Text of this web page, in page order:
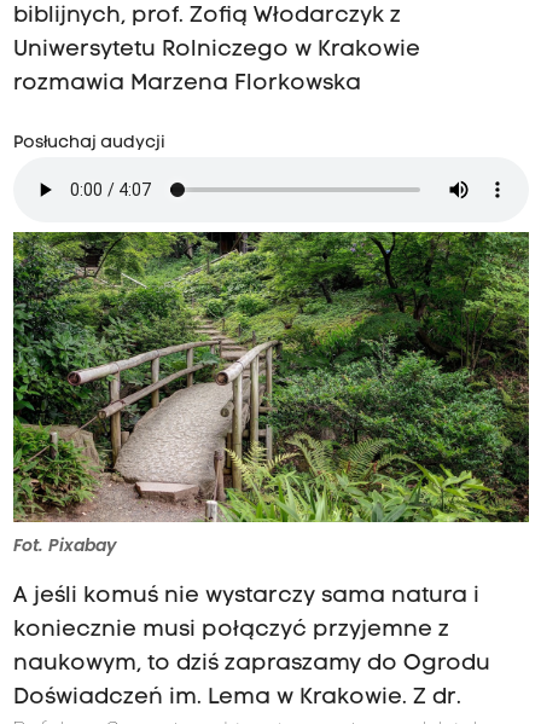
biblijnych, prof. Zofią Włodarczyk z
Uniwersytetu Rolniczego w Krakowie
rozmawia Marzena Florkowska
Posłuchaj audycji
Fot. Pixabay
A jeśli komuś nie wystarczy sama natura i
koniecznie musi połączyć przyjemne z
naukowym, to dziś zapraszamy do Ogrodu
Doświadczeń im. Lema w Krakowie. Z dr.